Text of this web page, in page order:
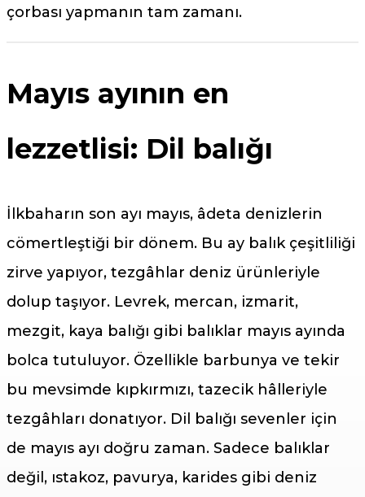
çorbası yapmanın tam zamanı.
Mayıs ayının en
lezzetlisi: Dil balığı
İlkbaharın son ayı mayıs, âdeta denizlerin
cömertleştiği bir dönem. Bu ay balık çeşitliliği
zirve yapıyor, tezgâhlar deniz ürünleriyle
dolup taşıyor. Levrek, mercan, izmarit,
mezgit, kaya balığı gibi balıklar mayıs ayında
bolca tutuluyor. Özellikle barbunya ve tekir
bu mevsimde kıpkırmızı, tazecik hâlleriyle
tezgâhları donatıyor. Dil balığı sevenler için
de mayıs ayı doğru zaman. Sadece balıklar
değil, ıstakoz, pavurya, karides gibi deniz